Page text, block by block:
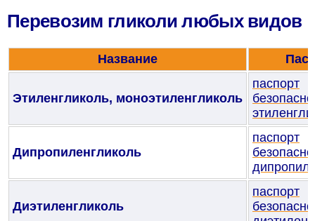
Перевозим гликоли любых видов
Название
Этиленгликоль, моноэтиленгликоль
паспорт
Дипропиленгликоль
паспорт
Диэтиленгликоль
паспорт